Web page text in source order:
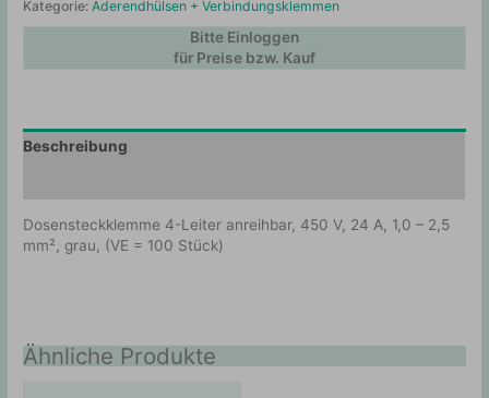
Kategorie:Aderendhülsen + Verbindungsklemmen
Bitte Einloggen
für Preise bzw. Kauf
Beschreibung
Dosensteckklemme 4-Leiter anreihbar, 450 V, 24 A, 1,0 – 2,5
mm², grau, (VE = 100 Stück)
Ähnliche Produkte